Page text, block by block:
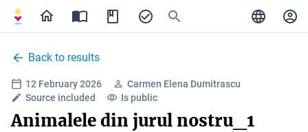
Back to results
12 February 2026
Carmen Elena Dumitrascu
Source included
Is public
Animalele din jurul nostru_1